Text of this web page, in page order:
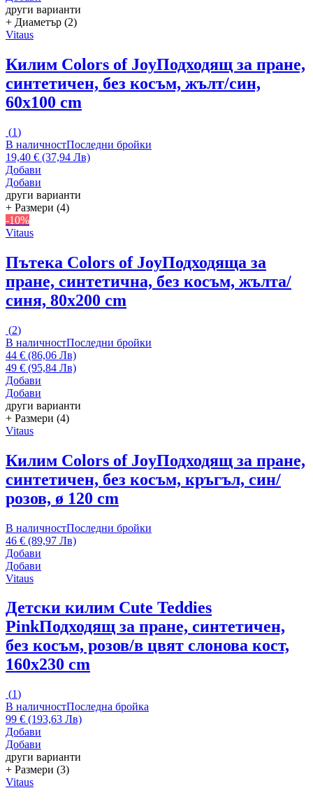
други варианти
+ Диаметър (2)
Vitaus
Килим Colors of JoyПодходящ за пране,
синтетичен, без косъм, жълт/син,
60x100 cm
(1)
В наличностПоследни бройки
19,40 € (37,94 Лв)
Добави
Добави
други варианти
+ Размери (4)
-10%
Vitaus
Пътека Colors of JoyПодходяща за
пране, синтетична, без косъм, жълта/
синя, 80x200 cm
(2)
В наличностПоследни бройки
44 € (86,06 Лв)
49 € (95,84 Лв)
Добави
Добави
други варианти
+ Размери (4)
Vitaus
Килим Colors of JoyПодходящ за пране,
синтетичен, без косъм, кръгъл, син/
розов, ø 120 cm
В наличностПоследни бройки
46 € (89,97 Лв)
Добави
Добави
Vitaus
Детски килим Cute Teddies
PinkПодходящ за пране, синтетичен,
без косъм, розов/в цвят слонова кост,
160x230 cm
(1)
В наличностПоследна бройка
99 € (193,63 Лв)
Добави
Добави
други варианти
+ Размери (3)
Vitaus